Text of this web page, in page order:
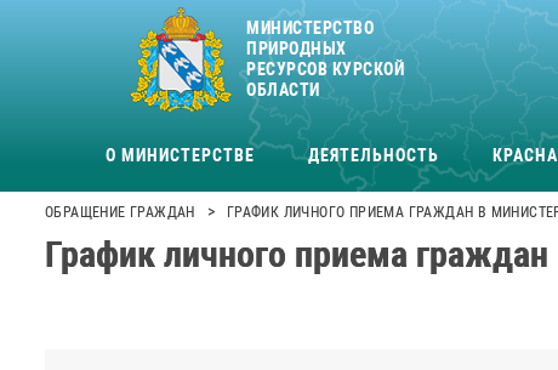
МИНИСТЕРСТВО
ПРИРОДНЫХ
РЕСУРСОВ КУРСКОЙ
ОБЛАСТИ
О МИНИСТЕРСТВЕ ДЕЯТЕЛЬНОСТЬ
ОБРАЩЕНИЕ ГРАЖДАН > ГРАФИК ЛИЧНОГО ПРИЕМА ГРАЖДАН В
График личного приема